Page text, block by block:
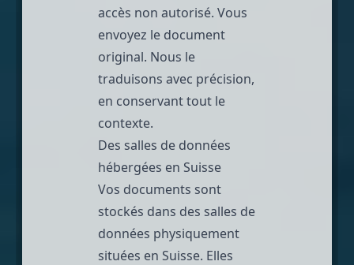
accès non autorisé. Vous
envoyez le document
original. Nous le
traduisons avec précision,
en conservant tout le
contexte.
Des salles de données
hébergées en Suisse
Vos documents sont
stockés dans des salles de
données physiquement
situées en Suisse. Elles